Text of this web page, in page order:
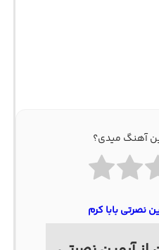
آهنگ میدی؟
نصرتی بابا کرم